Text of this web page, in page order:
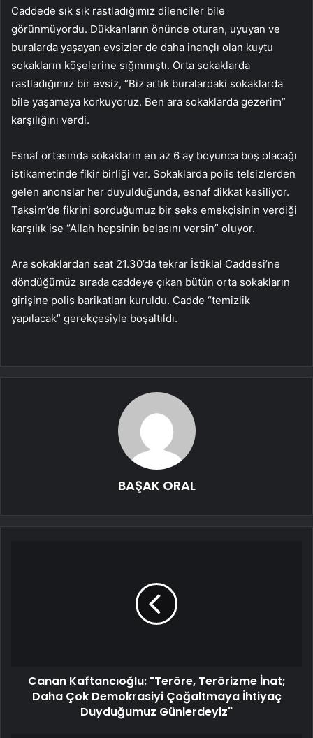
Caddede sık sık rastladığımız dilenciler bile
görünmüyordu. Dükkanların önünde oturan, uyuyan ve
buralarda yaşayan evsizler de daha inançlı olan kuytu
sokakların köşelerine sığınmıştı. Orta sokaklarda
rastladığımız bir evsiz, “Biz artık buralardaki sokaklarda
bile yaşamaya korkuyoruz. Ben ara sokaklarda gezerim”
karşılığını verdi.
Esnaf ortasında sokakların en az 6 ay boyunca boş olacağı
istikametinde fikir birliği var. Sokaklarda polis telsizlerden
gelen anonslar her duyulduğunda, esnaf dikkat kesiliyor.
Taksim’de fikrini sorduğumuz bir seks emekçisinin verdiği
karşılık ise “Allah hepsinin belasını versin” oluyor.
Ara sokaklardan saat 21.30’da tekrar İstiklal Caddesi’ne
döndüğümüz sırada caddeye çıkan bütün orta sokakların
girişine polis barikatları kuruldu. Cadde “temizlik
yapılacak” gerekçesiyle boşaltıldı.
BAŞAK ORAL
Canan Kaftancıoğlu: "Teröre, Terörizme İnat;
Daha Çok Demokrasiyi Çoğaltmaya İhtiyaç
Duyduğumuz Günlerdeyiz"